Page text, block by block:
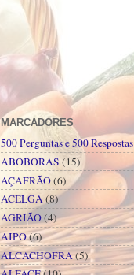
MARCADORES
500 Perguntas e 500 Respostas
ABOBORAS (15)
AÇAFRÃO(6)
ACELGA(8)
AGRIÃO(4)
AIPO(6)
ALCACHOFRA(5)